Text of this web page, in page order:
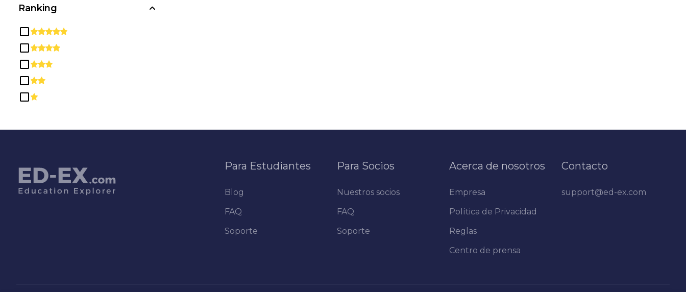
Consumidor / Ciencias
Ciencias Físicas
Ciencias Sociales
Comunicación, Periodismo y
Programas Relacionados
Relacionados con la Salud
Género y Grupales
Estudios Multi /
Interdisciplinarios
Ranking
Para Estudiantes
Blog
FAQ
Soporte
Para Socios
Nuestros socios
FAQ
Soporte
Acerca de nosotros
Empresa
Política de Privacidad
Reglas
Centro de prensa
Contacto
support@ed-ex.com